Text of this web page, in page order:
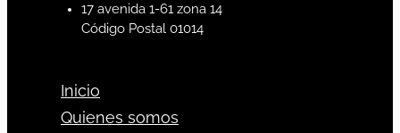
17 avenida 1-61 zona 14
Código Postal 01014
Inicio
Quienes somos